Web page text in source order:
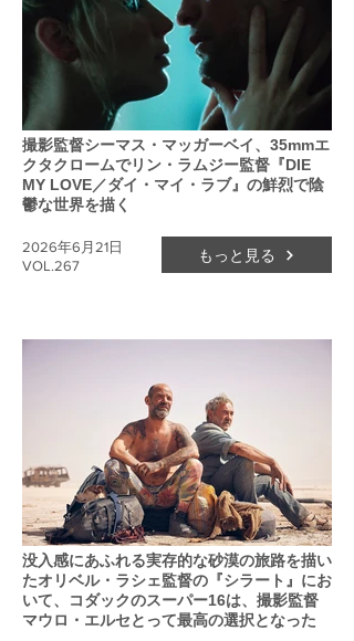
撮影監督シーマス・マッガーベイ、35mmエ
クタクロームでリン・ラムジー監督『DIE
MY LOVE／ダイ・マイ・ラブ』の鮮烈で陰
鬱な世界を描く
VOL.267
2026年6月21日 もっと見る
没入感にあふれる実存的な砂漠の旅路を描い
たオリベル・ラシェ監督の『シラート』にお
いて、コダックのスーパー16は、撮影監督
マウロ・エルセとって最高の選択となった